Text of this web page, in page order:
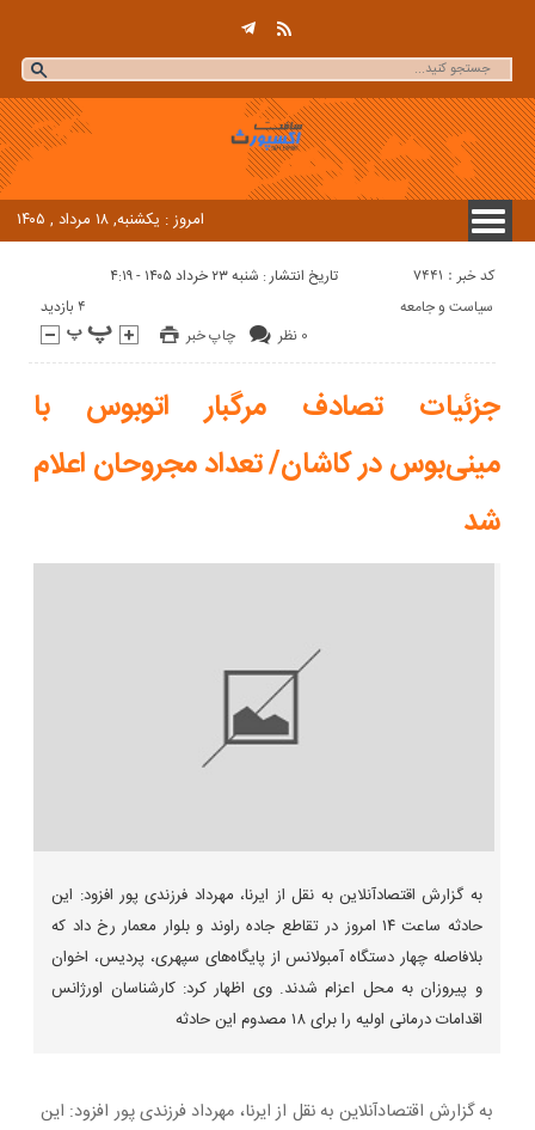
امروز : یکشنبه, ۱۸ مرداد , ۱۴۰۵
کد خبر : 7441 تاریخ انتشار : شنبه ۲۳ خرداد ۱۴۰۵ - ۴:۱۹
چاپ خبر 0 نظر
سیاست و جامعه 4 بازدید
جزئیات تصادف مرگبار اتوبوس با
مینی‌بوس در کاشان/ تعداد مجروحان اعلام
شد
به گزارش اقتصادآنلاین به نقل از ایرنا، مهرداد فرزندی پور افزود: این
حادثه ساعت ۱۴ امروز در تقاطع جاده راوند و بلوار معمار رخ داد که
بلافاصله چهار دستگاه آمبولانس از پایگاه‌های سپهری، پردیس، اخوان
و پیروزان به محل اعزام شدند. وی اظهار کرد: کارشناسان اورژانس
اقدامات درمانی اولیه را برای ۱۸ مصدوم این حادثه
به گزارش اقتصادآنلاین به نقل از ایرنا، مهرداد فرزندی پور افزود: این